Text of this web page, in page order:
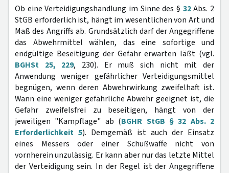
Ob eine Verteidigungshandlung im Sinne des § 32Abs. 2
StGB erforderlich ist, hängt im wesentlichen von Art und
Maß des Angriffs ab. Grundsätzlich darf der Angegriffene
das Abwehrmittel wählen, das eine sofortige und
endgültige Beseitigung der Gefahr erwarten läßt (vgl.
BGHSt 25, 229, 230). Er muß sich nicht mit der
Anwendung weniger gefährlicher Verteidigungsmittel
begnügen, wenn deren Abwehrwirkung zweifelhaft ist.
Wann eine weniger gefährliche Abwehr geeignet ist, die
Gefahr zweifelsfrei zu beseitigen, hängt von der
jeweiligen "Kampflage" ab (BGHR StGB § 32 Abs. 2
Erforderlichkeit 5). Demgemäß ist auch der Einsatz
eines Messers oder einer Schußwaffe nicht von
vornherein unzulässig. Er kann aber nur das letzte Mittel
der Verteidigung sein. In der Regel ist der Angegriffene